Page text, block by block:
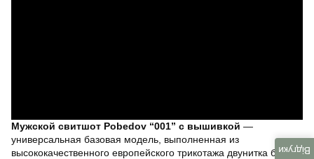
Мужской свитшот Pobedov “001” с вышивкой —
универсальная базовая модель, выполненная из
высококачественного европейского трикотажа двунитка безВідгуки